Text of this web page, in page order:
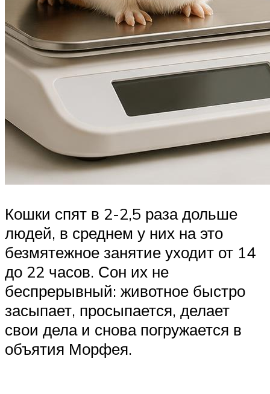
Кошки спят в 2-2,5 раза дольше
людей, в среднем у них на это
безмятежное занятие уходит от 14
до 22 часов. Сон их не
беспрерывный: животное быстро
засыпает, просыпается, делает
свои дела и снова погружается в
объятия Морфея.